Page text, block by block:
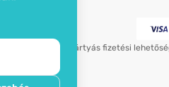
Bankkártyás fizetési
d.o.o.